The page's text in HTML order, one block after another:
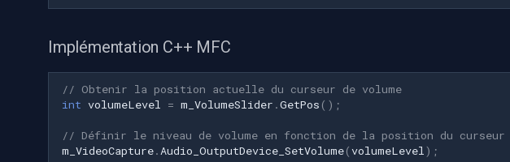
Implémentation C++ MFC
// Obtenir la position actuelle du curseur de volume
int volumeLevel = m_VolumeSlider .GetPos ();
// Définir le niveau de volume en fonction de la position du curseur
m_VideoCapture. Audio_OutputDevice_SetVolume(volumeLevel );